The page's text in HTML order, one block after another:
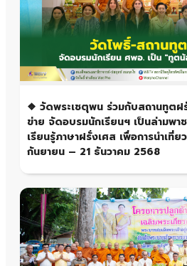
❖ วัดพระเชตุพน ร่วมกับสถานทูตฝ
ข่าย จัดอบรมนักเรียนฯ เป็นล่ามพา
เรียนรู้ภาษาฝรั่งเศส เพื่อการนำเที่ย
กันยายน – 21 ธันวาคม 2568